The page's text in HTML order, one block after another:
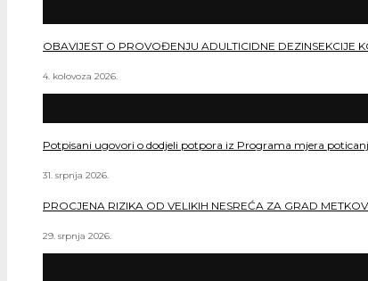
OBAVIJEST O PROVOĐENJU ADULTICIDNE DEZINSEKCIJE
4. kolovoza 2026.
Potpisani ugovori o dodjeli potpora iz Programa mjera
31. srpnja 2026.
PROCJENA RIZIKA OD VELIKIH NESREĆA ZA GRAD
29. srpnja 2026.